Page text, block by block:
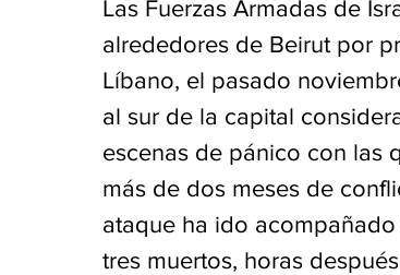
Las Fuerzas Armadas de
alrededores de Beirut por
Líbano, el pasado
al sur de la capital
escenas de pánico con las
más de dos meses de
ataque ha ido
tres muertos, horas